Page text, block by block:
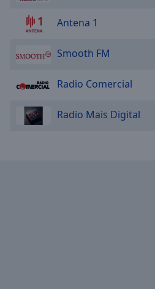
Antena 1
Smooth FM
Radio Comercial
Radio Mais Digital